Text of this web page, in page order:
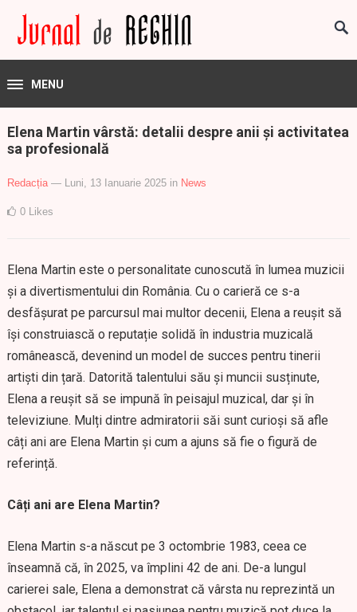
MENU
Elena Martin vârstă: detalii despre anii și activitatea
sa profesională
Redacția — Luni, 13 Ianuarie 2025 in News
0 Likes
Elena Martin este o personalitate cunoscută în lumea muzicii
și a divertismentului din România. Cu o carieră ce s-a
desfășurat pe parcursul mai multor decenii, Elena a reușit să
își construiască o reputație solidă în industria muzicală
românească, devenind un model de succes pentru tinerii
artiști din țară. Datorită talentului său și muncii susținute,
Elena a reușit să se impună în peisajul muzical, dar și în
televiziune. Mulți dintre admiratorii săi sunt curioși să afle
câți ani are Elena Martin și cum a ajuns să fie o figură de
referință.
Câți ani are Elena Martin?
Elena Martin s-a născut pe 3 octombrie 1983, ceea ce
înseamnă că, în 2025, va împlini 42 de ani. De-a lungul
carierei sale, Elena a demonstrat că vârsta nu reprezintă un